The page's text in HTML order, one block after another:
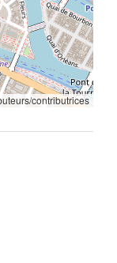
contributrices